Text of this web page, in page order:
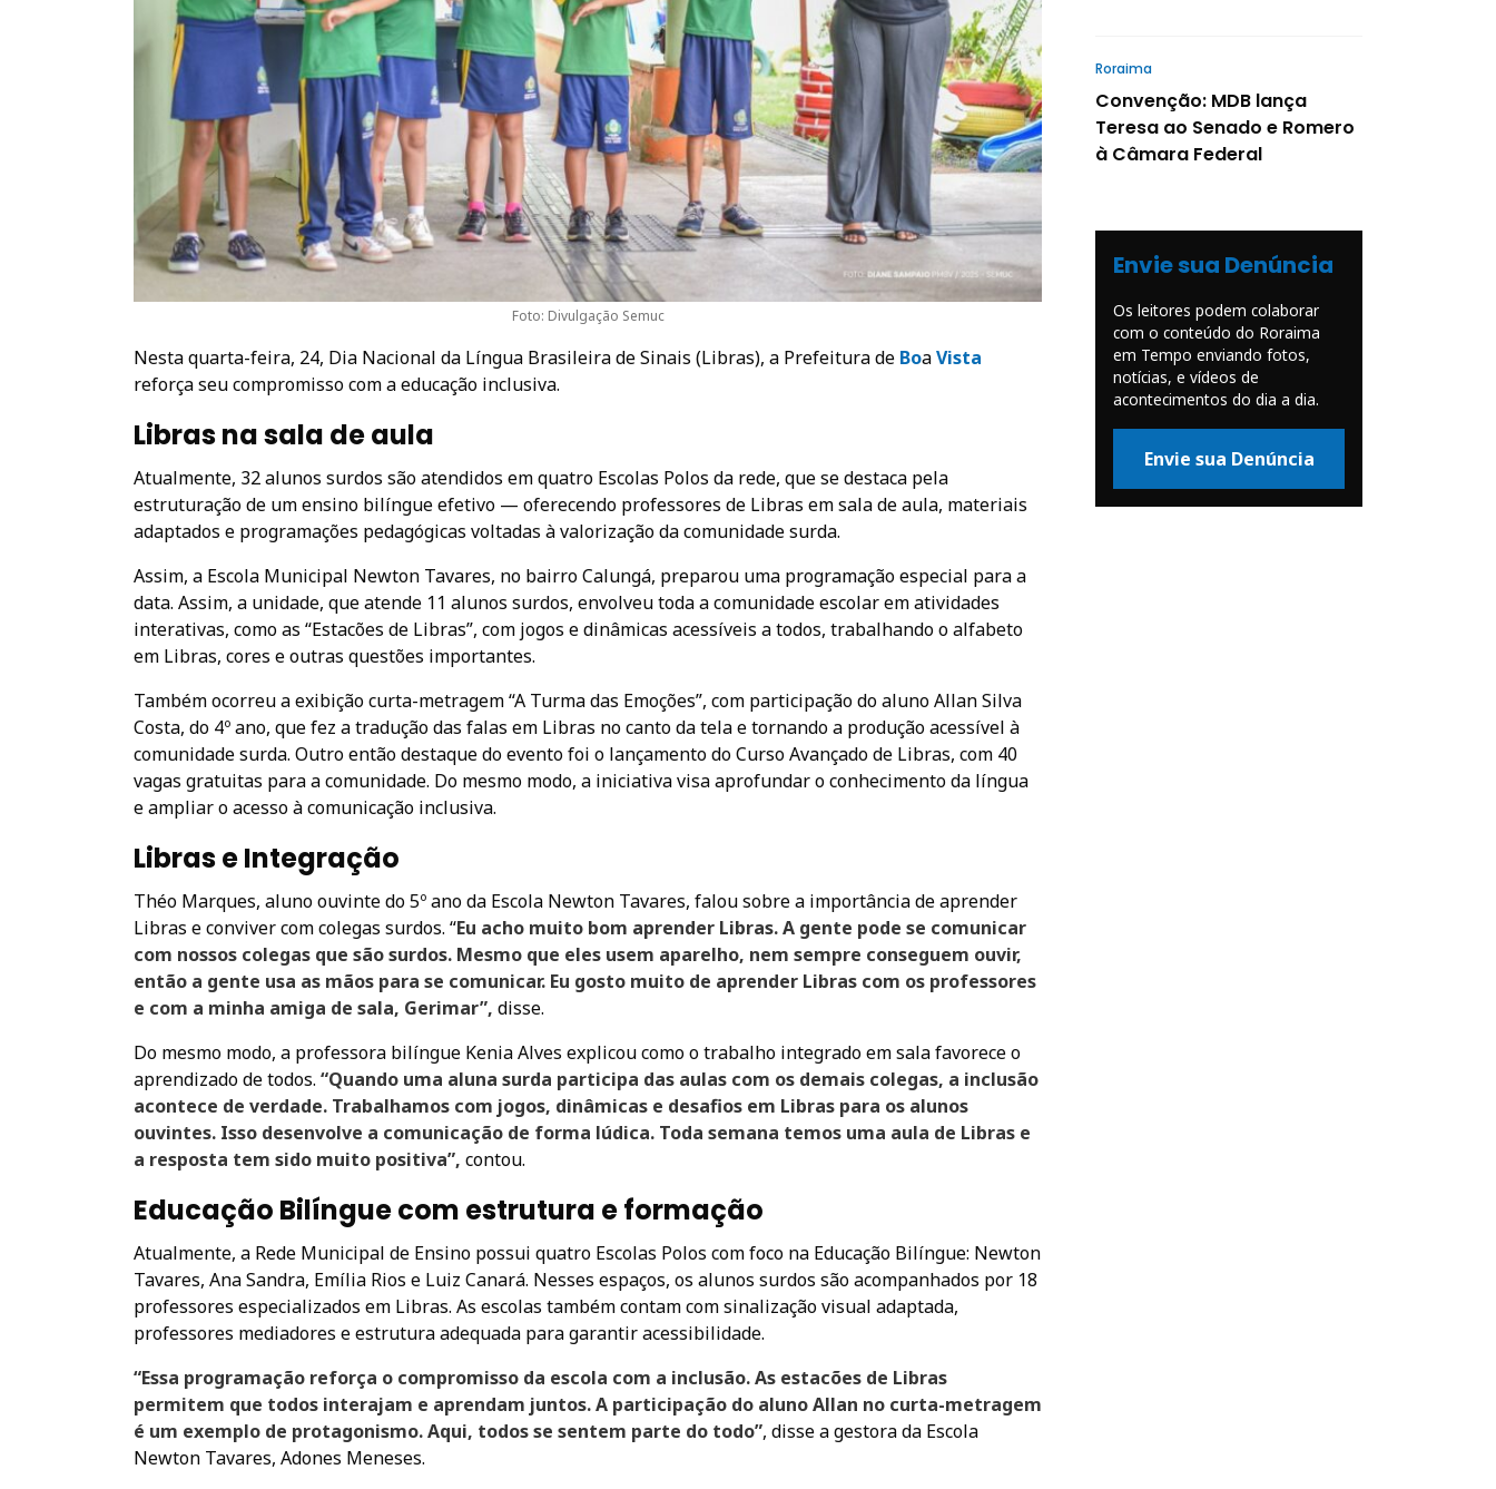
Foto: Divulgação Semuc
Nesta quarta-feira, 24, Dia Nacional da Língua Brasileira de Sinais (Libras), a Prefeitura de BoaVista
reforça seu compromisso com a educação inclusiva.
Libras na sala de aula
Atualmente, 32 alunos surdos são atendidos em quatro Escolas Polos da rede, que se destaca pela
estruturação de um ensino bilíngue efetivo — oferecendo professores de Libras em sala de aula, materiais
adaptados e programações pedagógicas voltadas à valorização da comunidade surda.
Assim, a Escola Municipal Newton Tavares, no bairro Calungá, preparou uma programação especial para a
data. Assim, a unidade, que atende 11 alunos surdos, envolveu toda a comunidade escolar em atividades
interativas, como as “Estacões de Libras”, com jogos e dinâmicas acessíveis a todos, trabalhando o alfabeto
em Libras, cores e outras questões importantes.
Também ocorreu a exibição curta-metragem “A Turma das Emoções”, com participação do aluno Allan Silva
Costa, do 4º ano, que fez a tradução das falas em Libras no canto da tela e tornando a produção acessível à
comunidade surda. Outro então destaque do evento foi o lançamento do Curso Avançado de Libras, com 40
vagas gratuitas para a comunidade. Do mesmo modo, a iniciativa visa aprofundar o conhecimento da língua
e ampliar o acesso à comunicação inclusiva.
Libras e Integração
Théo Marques, aluno ouvinte do 5º ano da Escola Newton Tavares, falou sobre a importância de aprender
Libras e conviver com colegas surdos. “Eu acho muito bom aprender Libras. A gente pode se comunicar
com nossos colegas que são surdos. Mesmo que eles usem aparelho, nem sempre conseguem ouvir,
então a gente usa as mãos para se comunicar. Eu gosto muito de aprender Libras com os professores
e com a minha amiga de sala, Gerimar”, disse.
Do mesmo modo, a professora bilíngue Kenia Alves explicou como o trabalho integrado em sala favorece o
aprendizado de todos. “Quando uma aluna surda participa das aulas com os demais colegas, a inclusão
acontece de verdade. Trabalhamos com jogos, dinâmicas e desafios em Libras para os alunos
ouvintes. Isso desenvolve a comunicação de forma lúdica. Toda semana temos uma aula de Libras e
a resposta tem sido muito positiva”, contou.
Educação Bilíngue com estrutura e formação
Atualmente, a Rede Municipal de Ensino possui quatro Escolas Polos com foco na Educação Bilíngue: Newton
Tavares, Ana Sandra, Emília Rios e Luiz Canará. Nesses espaços, os alunos surdos são acompanhados por 18
professores especializados em Libras. As escolas também contam com sinalização visual adaptada,
professores mediadores e estrutura adequada para garantir acessibilidade.
“Essa programação reforça o compromisso da escola com a inclusão. As estacões de Libras
permitem que todos interajam e aprendam juntos. A participação do aluno Allan no curta-metragem
é um exemplo de protagonismo. Aqui, todos se sentem parte do todo”, disse a gestora da Escola
Newton Tavares, Adones Meneses.
Roraima
Convenção: MDB lança
Teresa ao Senado e Romero
à Câmara Federal
Envie sua Denúncia
Os leitores podem colaborar
com o conteúdo do Roraima
em Tempo enviando fotos,
notícias, e vídeos de
acontecimentos do dia a dia.
Envie sua Denúncia